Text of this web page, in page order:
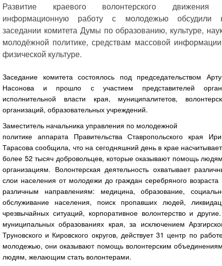
Развитие краевого волонтерского
информационную работу с молодежью обсудили
заседании комитета Думы по образованию, культуре,
молодёжной политике, средствам массовой
физической культуре.
Заседание комитета состоялось под председательством
Насонова и прошло с участием представителей
исполнительной власти края, муниципалитетов,
организаций, образовательных учреждений.
Заместитель начальника управления по молодежной
политике аппарата Правительства Ставропольского края
Тарасова сообщила, что на сегодняшний день в крае
более 52 тысяч добровольцев, которые оказывают помощь
организациям. Волонтерская деятельность охватывает
слои населения от молодежи до граждан серебряного возраста
различным направлениям: медицина, образование,
обслуживание населения, поиск пропавших людей,
чрезвычайных ситуаций, корпоративное волонтерство и
муниципальных образованиях края, за исключением
Труновского и Кировского округов, действует 31 центр по
молодежью, они оказывают помощь волонтерским
людям, желающим стать волонтерами.